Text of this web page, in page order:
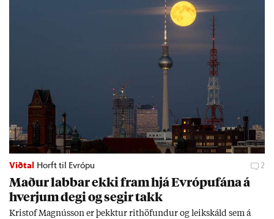
Viðtal Horft til Evrópu 2
Mað­ur labb­ar ekki fram hjá Evr­ópuf­ána á
hverj­um degi og seg­ir takk
Kri­stof Magnús­son er þekkt­ur rit­höf­und­ur og leik­skáld sem á